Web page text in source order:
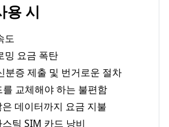
용 시
도
밍 요금 폭탄
분증 제출 및 번거로운 절차
교체해야 하는 불편함
데이터까지 요금 지불
틱 SIM 카드 낭비